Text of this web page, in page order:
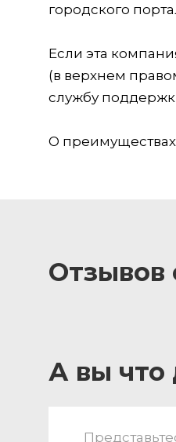
городского
Если эта
(в верхнем
службу
О
Отзывов
А вы что